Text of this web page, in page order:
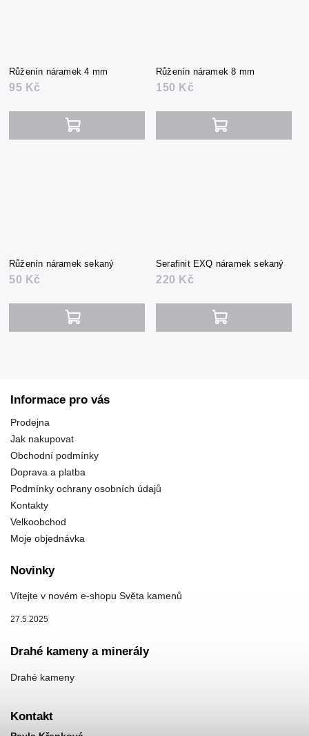
Růženín náramek 4 mm
95 Kč
Růženín náramek 8 mm
150 Kč
Růženín náramek sekaný
50 Kč
Serafinit EXQ náramek sekaný
220 Kč
Informace pro vás
Prodejna
Jak nakupovat
Obchodní podmínky
Doprava a platba
Podmínky ochrany osobních údajů
Kontakty
Velkoobchod
Moje objednávka
Novinky
Vítejte v novém e-shopu Světa kamenů
27.5.2025
Drahé kameny a minerály
Drahé kameny
Kontakt